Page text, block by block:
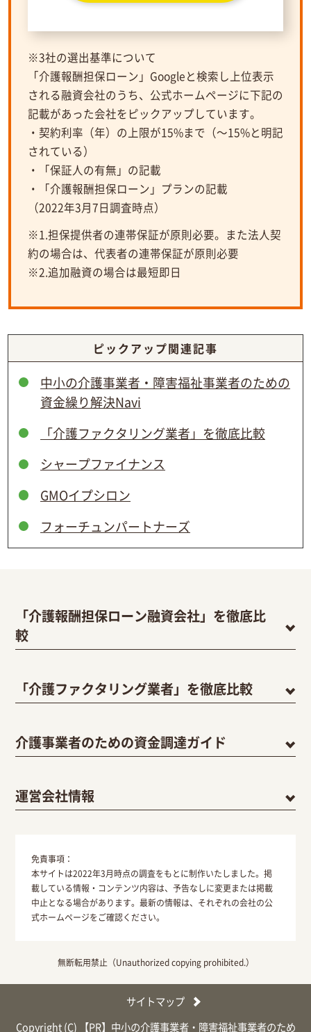
※3社の選出基準について
「介護報酬担保ローン」Googleと検索し上位表示
される融資会社のうち、公式ホームページに下記の
記載があった会社をピックアップしています。
・契約利率（年）の上限が15%まで（～15%と明記
されている）
・「保証人の有無」の記載
・「介護報酬担保ローン」プランの記載
（2022年3月7日調査時点）
※1.担保提供者の連帯保証が原則必要。また法人契
約の場合は、代表者の連帯保証が原則必要
※2.追加融資の場合は最短即日
ピックアップ関連記事
中小の介護事業者・障害福祉事業者のための
資金繰り解決Navi
「介護ファクタリング業者」を徹底比較
シャープファイナンス
GMOイプシロン
フォーチュンパートナーズ
「介護報酬担保ローン融資会社」を徹底比
較
「介護ファクタリング業者」を徹底比較
介護事業者のための資金調達ガイド
運営会社情報
免責事項：
本サイトは2022年3月時点の調査をもとに制作いたしました。掲
載している情報・コンテンツ内容は、予告なしに変更または掲載
中止となる場合があります。最新の情報は、それぞれの会社の公
式ホームページをご確認ください。
無断転用禁止（Unauthorized copying prohibited.）
Copyright (C) 中小の介護事業者・障害福祉事業者のため
サイトマップ